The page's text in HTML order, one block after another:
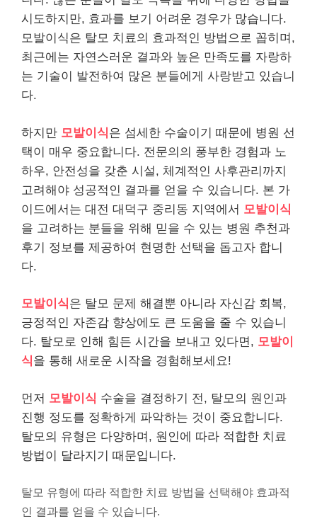
시도하지만, 효과를 보기 어려운 경우가 많습니다.
모발이식은 탈모 치료의 효과적인 방법으로 꼽히며,
최근에는 자연스러운 결과와 높은 만족도를 자랑하
는 기술이 발전하여 많은 분들에게 사랑받고 있습니
다.
하지만 모발이식은 섬세한 수술이기 때문에 병원 선
택이 매우 중요합니다. 전문의의 풍부한 경험과 노
하우, 안전성을 갖춘 시설, 체계적인 사후관리까지
고려해야 성공적인 결과를 얻을 수 있습니다. 본 가
이드에서는 대전 대덕구 중리동 지역에서 모발이식
을 고려하는 분들을 위해 믿을 수 있는 병원 추천과
후기 정보를 제공하여 현명한 선택을 돕고자 합니
다.
모발이식은 탈모 문제 해결뿐 아니라 자신감 회복,
긍정적인 자존감 향상에도 큰 도움을 줄 수 있습니
다. 탈모로 인해 힘든 시간을 보내고 있다면, 모발이
식을 통해 새로운 시작을 경험해보세요!
먼저 모발이식 수술을 결정하기 전, 탈모의 원인과
진행 정도를 정확하게 파악하는 것이 중요합니다.
탈모의 유형은 다양하며, 원인에 따라 적합한 치료
방법이 달라지기 때문입니다.
탈모 유형에 따라 적합한 치료 방법을 선택해야 효과적
인 결과를 얻을 수 있습니다.